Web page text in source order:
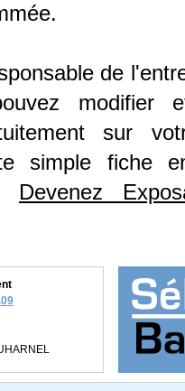
de
modifier
sur
simple fiche
Devenez